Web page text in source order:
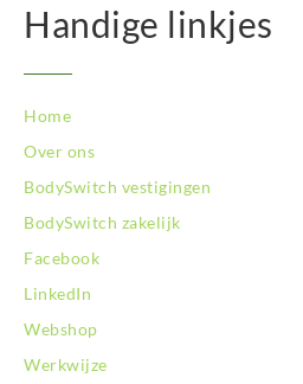
Handige linkjes
Home
Over ons
BodySwitch vestigingen
BodySwitch zakelijk
Facebook
LinkedIn
Webshop
Werkwijze